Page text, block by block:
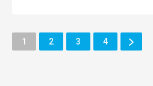
Stránka
1 Stránka
2 Stránka
3 Stránka
4
Další
Stránka